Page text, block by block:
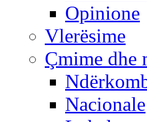
Opinione
Vlerësime
Çmime dhe
Nacionale